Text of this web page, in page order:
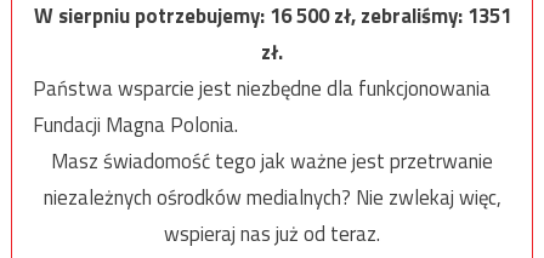
W sierpniu potrzebujemy:16 500zł, zebraliśmy:1351
zł.
Państwa wsparcie jest niezbędne dla funkcjonowania
Fundacji Magna Polonia.
Masz świadomość tego jak ważne jest przetrwanie
niezależnych ośrodków medialnych? Nie zwlekaj więc,
wspieraj nas już od teraz.